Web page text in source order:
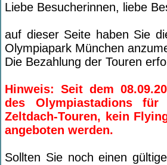
Liebe Besucherinnen, liebe
auf dieser Seite haben Sie
Olympiapark München
Die Bezahlung der Touren
Hinweis: Seit dem
des Olympiastadions
Zeltdach-Touren, kein
angeboten werden.
Sollten Sie noch einen